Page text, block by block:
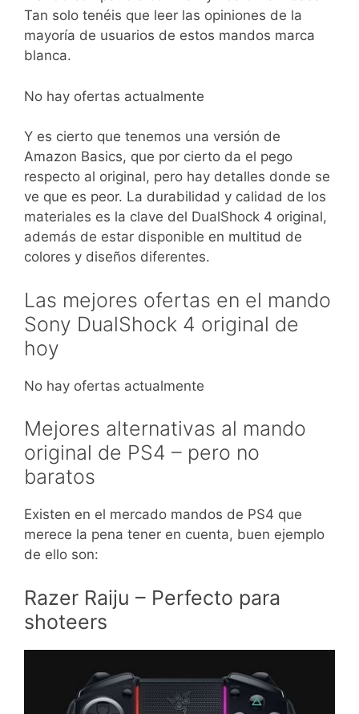
Tan solo tenéis que leer las opiniones de la
mayoría de usuarios de estos mandos marca
blanca.
No hay ofertas actualmente
Y es cierto que tenemos una versión de
Amazon Basics, que por cierto da el pego
respecto al original, pero hay detalles donde se
ve que es peor. La durabilidad y calidad de los
materiales es la clave del DualShock 4 original,
además de estar disponible en multitud de
colores y diseños diferentes.
Las mejores ofertas en el mando
Sony DualShock 4 original de
hoy
No hay ofertas actualmente
Mejores alternativas al mando
original de PS4 – pero no
baratos
Existen en el mercado mandos de PS4 que
merece la pena tener en cuenta, buen ejemplo
de ello son:
Razer Raiju – Perfecto para
shoteers